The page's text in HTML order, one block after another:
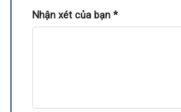
Nhận xét của bạn *